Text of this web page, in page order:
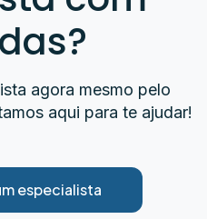
agora mesmo pelo
aqui para te ajudar!
especialista